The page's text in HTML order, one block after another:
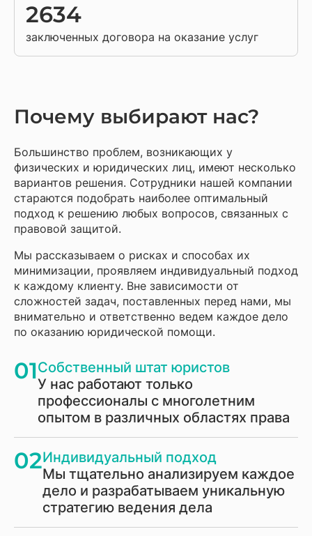
2634
заключенных договора на оказание услуг
Почему выбирают нас?
Большинство проблем, возникающих у
физических и юридических лиц, имеют несколько
вариантов решения. Сотрудники нашей компании
стараются подобрать наиболее оптимальный
подход к решению любых вопросов, связанных с
правовой защитой.
Мы рассказываем о рисках и способах их
минимизации, проявляем индивидуальный подход
к каждому клиенту. Вне зависимости от
сложностей задач, поставленных перед нами, мы
внимательно и ответственно ведем каждое дело
по оказанию юридической помощи.
01Собственный штат юристов
У нас работают только
профессионалы с многолетним
опытом в различных областях права
02Индивидуальный подход
Мы тщательно анализируем каждое
дело и разрабатываем уникальную
стратегию ведения дела